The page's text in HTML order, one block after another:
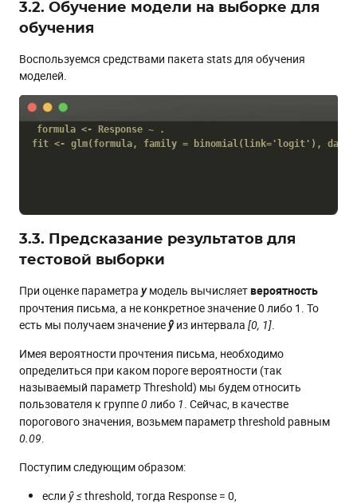
3.2. Обучение модели на выборке для
обучения
Воспользуемся средствами пакета stats для обучения
моделей.
formula <- Response ~ .
fit <- glm(formula, family = binomial(link='logit'), data
3.3. Предсказание результатов для
тестовой выборки
При оценке параметра yмодель вычисляетвероятность
прочтения письма, а не конкретное значение 0 либо 1. То
есть мы получаем значениеŷиз интервала [0, 1].
Имея вероятности прочтения письма, необходимо
определиться при каком пороге вероятности (так
называемый параметр Threshold) мы будем относить
пользователя к группе0либо 1. Сейчас, в качестве
порогового значения, возьмем параметр threshold равным
0.09.
Поступим следующим образом:
если ŷ ≤threshold, тогда Response = 0,